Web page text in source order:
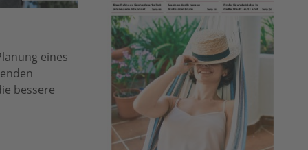
eines
bessere